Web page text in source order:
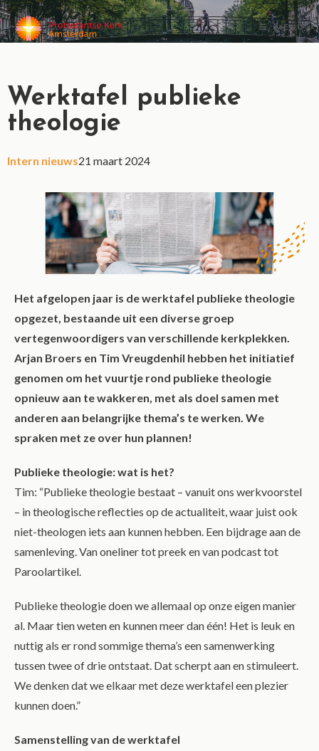
MENU
Werktafel publieke
theologie
Intern nieuws21 maart 2024
Het afgelopen jaar is de werktafel publieke theologie
opgezet, bestaande uit een diverse groep
vertegenwoordigers van verschillende kerkplekken.
Arjan Broers en Tim Vreugdenhil hebben het initiatief
genomen om het vuurtje rond publieke theologie
opnieuw aan te wakkeren, met als doel samen met
anderen aan belangrijke thema’s te werken. We
spraken met ze over hun plannen!
Publieke theologie: wat is het?
Tim: “Publieke theologie bestaat – vanuit ons werkvoorstel
– in theologische reflecties op de actualiteit, waar juist ook
niet-theologen iets aan kunnen hebben. Een bijdrage aan de
samenleving. Van oneliner tot preek en van podcast tot
Paroolartikel.
Publieke theologie doen we allemaal op onze eigen manier
al. Maar tien weten en kunnen meer dan één! Het is leuk en
nuttig als er rond sommige thema’s een samenwerking
tussen twee of drie ontstaat. Dat scherpt aan en stimuleert.
We denken dat we elkaar met deze werktafel een plezier
kunnen doen.”
Samenstelling van de werktafel